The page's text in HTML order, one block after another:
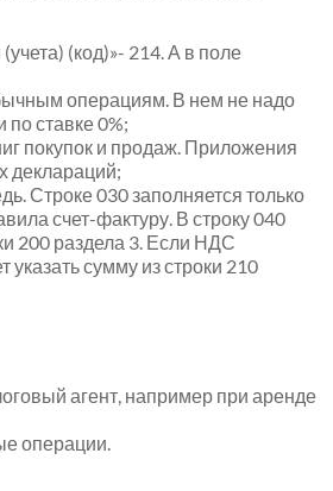
(код)»- 214. А в поле
операциям. В нем не надо
ставке 0%;
покупок и продаж. Приложения
деклараций;
Строке 030 заполняется только
счет-фактуру. В строку 040
200 раздела 3. Если НДС
сумму из строки 210
агент, например при аренде
операции.